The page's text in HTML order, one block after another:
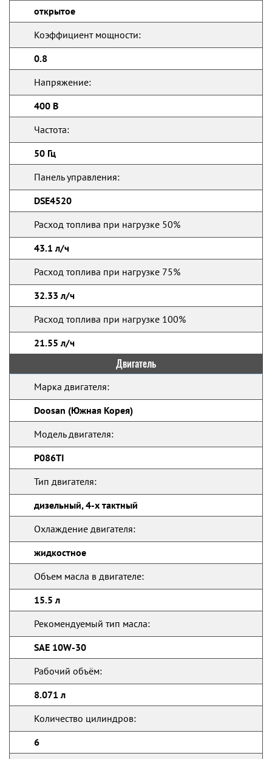
открытое
Коэффициент мощности:
0.8
Напряжение:
400 В
Частота:
50 Гц
Панель управления:
DSE4520
Расход топлива при нагрузке 50%
43.1 л/ч
Расход топлива при нагрузке 75%
32.33 л/ч
Расход топлива при нагрузке 100%
21.55 л/ч
Двигатель
Марка двигателя:
Doosan (Южная Корея)
Модель двигателя:
P086TI
Тип двигателя:
дизельный, 4-х тактный
Охлаждение двигателя:
жидкостное
Объем масла в двигателе:
15.5 л
Рекомендуемый тип масла:
SAE 10W-30
Рабочий объём:
8.071 л
Количество цилиндров:
6